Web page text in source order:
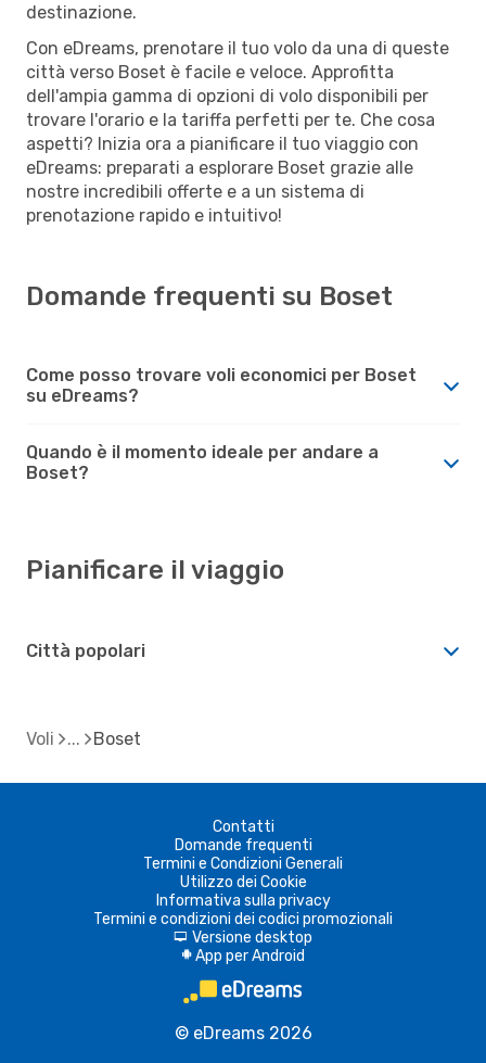
destinazione.
Con eDreams, prenotare il tuo volo da una di queste
città verso Boset è facile e veloce. Approfitta
dell'ampia gamma di opzioni di volo disponibili per
trovare l'orario e la tariffa perfetti per te. Che cosa
aspetti? Inizia ora a pianificare il tuo viaggio con
eDreams: preparati a esplorare Boset grazie alle
nostre incredibili offerte e a un sistema di
prenotazione rapido e intuitivo!
Domande frequenti su Boset
Come posso trovare voli economici per Boset
su eDreams?
Quando è il momento ideale per andare a
Boset?
Pianificare il viaggio
Città popolari
Voli Boset
Contatti
Domande frequenti
Termini e Condizioni Generali
Utilizzo dei Cookie
Informativa sulla privacy
Termini e condizioni dei codici promozionali
d Versione desktop
A App per Android
© eDreams 2026